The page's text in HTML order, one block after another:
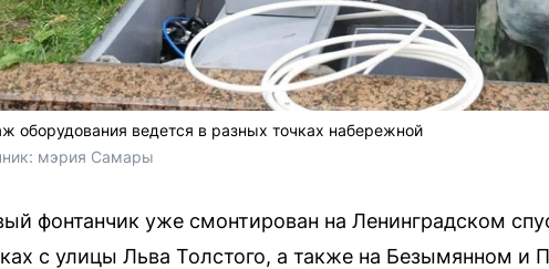
оборудования ведется в разных точках набережной
мэрия Самары
фонтанчик уже смонтирован на Ленинградском
с улицы Льва Толстого, а также на Безымянном и